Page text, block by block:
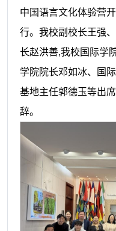
中国语言文化体验营
行。我校副校长王强
长赵洪善,我校国际学
学院院长邓如冰、国
基地主任郭德玉等出
辞。